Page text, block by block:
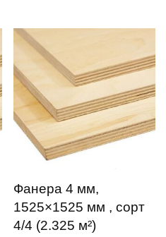
Фанера 4 мм,
1525×1525 мм , сорт
4/4 (2.325 м²)